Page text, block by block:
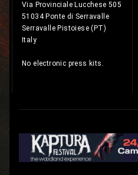
Via Provinciale Lucchese 505
51034 Ponte di Serravalle
Serravalle Pistoiese (PT)
Italy
No electronic press kits.